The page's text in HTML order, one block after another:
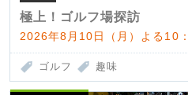
極上！ゴルフ場探訪
2026年8月10日（月）よる10
ゴルフ 趣味